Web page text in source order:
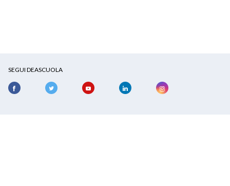
SEGUI DEASCUOLA